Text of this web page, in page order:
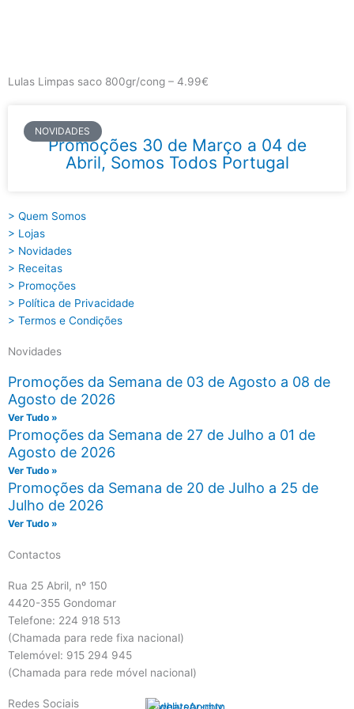
Lulas Limpas saco 800gr/cong – 4.99€
NOVIDADES
Promoções 30 de Março a 04 de
Abril, Somos Todos Portugal
> Quem Somos
> Lojas
> Novidades
> Receitas
> Promoções
> Política de Privacidade
> Termos e Condições
Novidades
Promoções da Semana de 03 de Agosto a 08 de
Agosto de 2026
Ver Tudo »
Promoções da Semana de 27 de Julho a 01 de
Agosto de 2026
Ver Tudo »
Promoções da Semana de 20 de Julho a 25 de
Julho de 2026
Ver Tudo »
Contactos
Rua 25 Abril, nº 150
4420-355 Gondomar
Telefone: 224 918 513
(Chamada para rede fixa nacional)
Telemóvel: 915 294 945
(Chamada para rede móvel nacional)
Redes Sociais